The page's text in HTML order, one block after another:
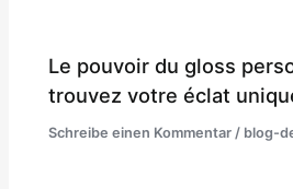
Le pouvoir du gloss
trouvez votre éclat
Schreibe einen Kommentar / blog-